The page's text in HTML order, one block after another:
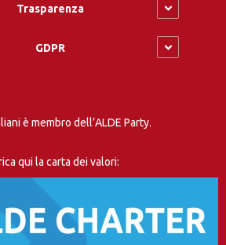
Trasparenza
GDPR
è membro dell’ALDE Party.
qui la carta dei valori: